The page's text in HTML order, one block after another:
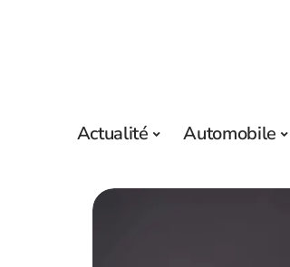
Actualité Automobile